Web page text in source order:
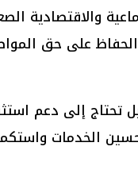
على حق
إلى دعم
الخدمات